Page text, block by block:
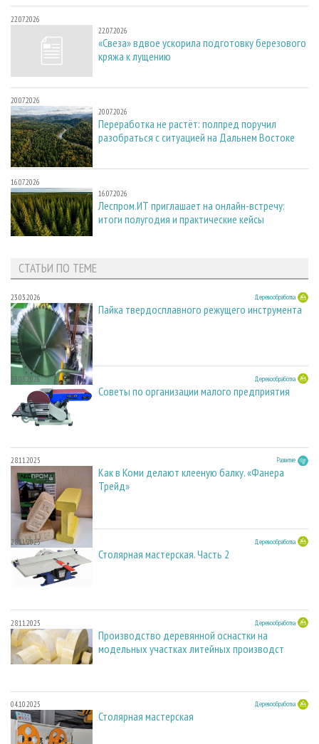
22.07.2026
22.07.2026
«Свеза» вдвое ускорила подготовку березового
кряжа к лущению
20.07.2026
20.07.2026
Переработка не растёт: полпред поручил
разобраться с ситуацией на Дальнем Востоке
16.07.2026
16.07.2026
Леспром.ИТ приглашает на онлайн-встречу:
итоги полугодия и практические кейсы
СТАТЬИ ПО ТЕМЕ
23.03.2026 Деревообработка
Пайка твердосплавного режущего инструмента
23.03.2026 Деревообработка
Советы по организации малого предприятия
28.11.2025 Развитие
Как в Коми делают клееную балку. «Фанера
Трейд»
28.11.2025 Деревообработка
Столярная мастерская. Часть 2
28.11.2025 Деревообработка
Производство деревянной оснастки на
модельных участках литейных производст
04.10.2025 Деревообработка
Столярная мастерская